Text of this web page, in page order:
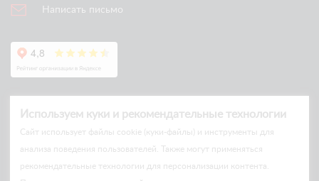
Написать письмо
Используем куки и рекомендательные технологии
Cайт использует файлы cookie (куки-файлы) и инструменты для
анализа поведения пользователей. Также могут применяться
рекомендательные технологии для персонализации контента.